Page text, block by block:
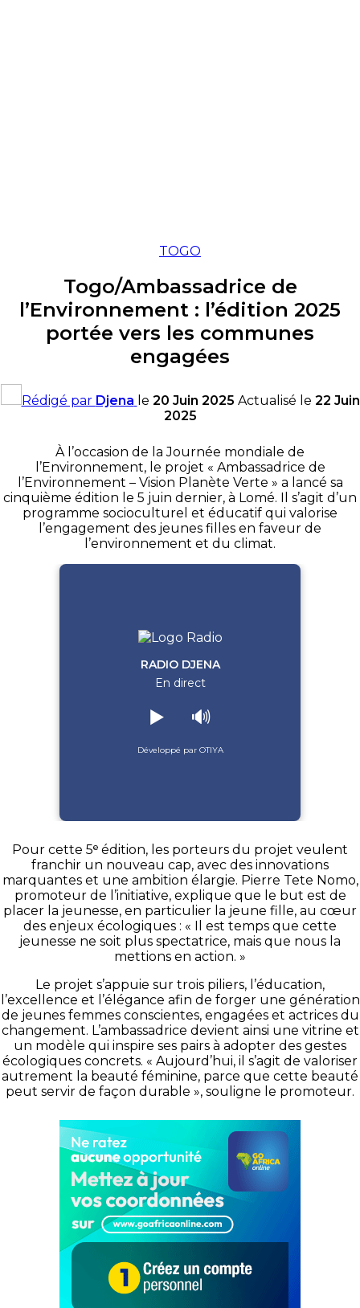
TOGO
Togo/Ambassadrice de
l’Environnement : l’édition 2025
portée vers les communes
engagées
Rédigé par Djena le 20 Juin 2025 Actualisé le 22 Juin
2025
À l’occasion de la Journée mondiale de
l’Environnement, le projet « Ambassadrice de
l’Environnement – Vision Planète Verte » a lancé sa
cinquième édition le 5 juin dernier, à Lomé. Il s’agit d’un
programme socioculturel et éducatif qui valorise
l’engagement des jeunes filles en faveur de
l’environnement et du climat.
RADIO DJENA
En direct
▶️ 🔊
Développé par OTIYA
Pour cette 5ᵉ édition, les porteurs du projet veulent
franchir un nouveau cap, avec des innovations
marquantes et une ambition élargie. Pierre Tete Nomo,
promoteur de l’initiative, explique que le but est de
placer la jeunesse, en particulier la jeune fille, au cœur
des enjeux écologiques : « Il est temps que cette
jeunesse ne soit plus spectatrice, mais que nous la
mettions en action. »
Le projet s’appuie sur trois piliers, l’éducation,
l’excellence et l’élégance afin de forger une génération
de jeunes femmes conscientes, engagées et actrices du
changement. L’ambassadrice devient ainsi une vitrine et
un modèle qui inspire ses pairs à adopter des gestes
écologiques concrets. « Aujourd’hui, il s’agit de valoriser
autrement la beauté féminine, parce que cette beauté
peut servir de façon durable », souligne le promoteur.